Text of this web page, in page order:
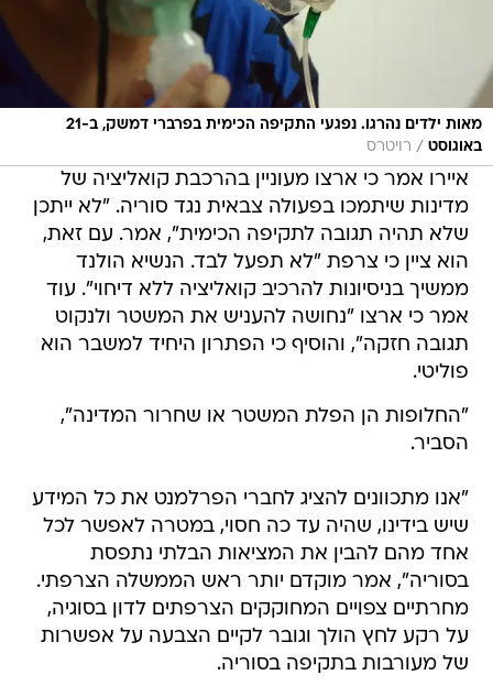
מאות ילדים נהרגו. נפגעי התקיפה הכימית בפרברי דמשק, ב-21
באוגוסט / רויטרס
איירו אמר כי ארצו מעוניין בהרכבת קואליציה של
מדינות שיתמכו בפעולה צבאית נגד סוריה. "לא ייתכן
שלא תהיה תגובה לתקיפה הכימית", אמר. עם זאת,
הוא ציין כי צרפת "לא תפעל לבד. הנשיא הולנד
ממשיך בניסיונות להרכיב קואליציה ללא דיחוי". עוד
אמר כי ארצו "נחושה להעניש את המשטר ולנקוט
תגובה חזקה", והוסיף כי הפתרון היחיד למשבר הוא
פוליטי.
"החלופות הן הפלת המשטר או שחרור המדינה",
הסביר.
"אנו מתכוונים להציג לחברי הפרלמנט את כל המידע
שיש בידינו, שהיה עד כה חסוי, במטרה לאפשר לכל
אחד מהם להבין את המציאות הבלתי נתפסת
בסוריה", אמר מוקדם יותר ראש הממשלה הצרפתי.
מחרתיים צפויים המחוקקים הצרפתים לדון בסוגיה,
על רקע לחץ הולך וגובר לקיים הצבעה על אפשרות
של מעורבות בתקיפה בסוריה.